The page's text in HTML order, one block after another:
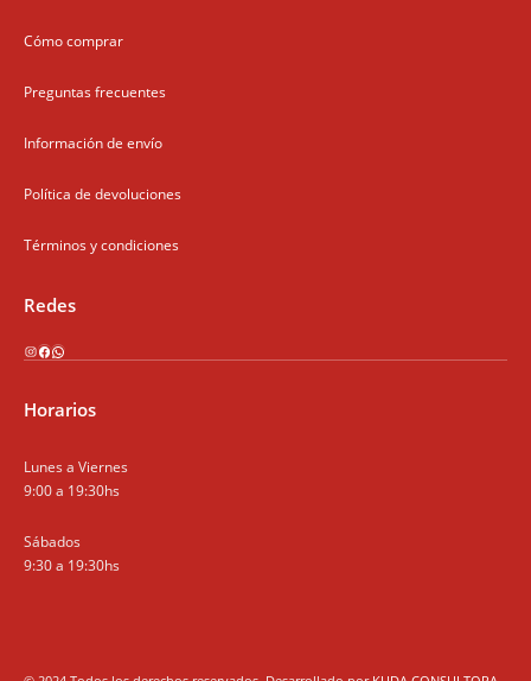
Cómo comprar
Preguntas frecuentes
Información de envío
Política de devoluciones
Términos y condiciones
Redes
Instagram
Facebook
WhatsApp
Horarios
Lunes a Viernes
9:00 a 19:30hs
Sábados
9:30 a 19:30hs